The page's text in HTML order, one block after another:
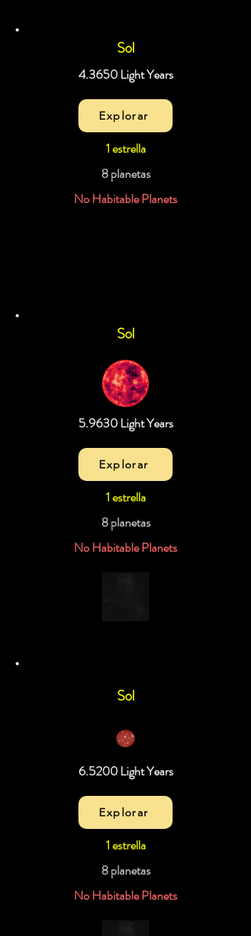
Sol
4.3650 Light Years
Explorar
1 estrella
8 planetas
No Habitable Planets
Sol
5.9630 Light Years
Explorar
1 estrella
8 planetas
No Habitable Planets
Sol
6.5200 Light Years
Explorar
1 estrella
8 planetas
No Habitable Planets